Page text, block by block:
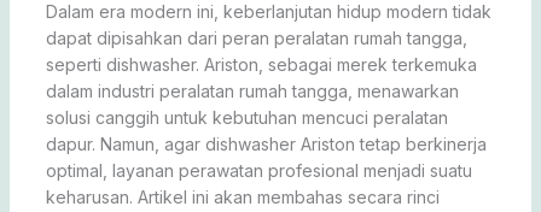
Dalam era modern ini, keberlanjutan hidup modern tidak
dapat dipisahkan dari peran peralatan rumah tangga,
seperti dishwasher. Ariston, sebagai merek terkemuka
dalam industri peralatan rumah tangga, menawarkan
solusi canggih untuk kebutuhan mencuci peralatan
dapur. Namun, agar dishwasher Ariston tetap berkinerja
optimal, layanan perawatan profesional menjadi suatu
keharusan. Artikel ini akan membahas secara rinci